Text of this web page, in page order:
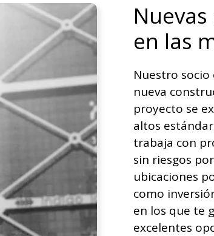
en las
Nuestro
nueva
proyecto se
altos
trabaja con
sin riesgos
ubicaciones
como
en los que te
excelentes